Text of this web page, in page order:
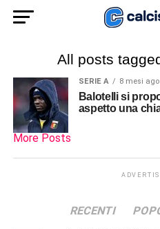
All posts
SERIE A 8 mesi ago
Balotelli si
aspetto una
More Posts
RECENTI